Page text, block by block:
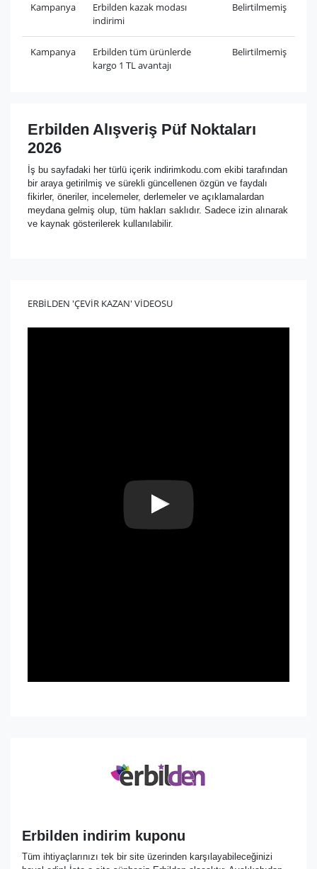
Kampanya
Erbilden kazak modası
indirimi
Belirtilmemiş
Kampanya
Erbilden tüm ürünlerde
kargo 1 TL avantajı
Belirtilmemiş
Erbilden Alışveriş Püf Noktaları
2026
İş bu sayfadaki her türlü içerik indirimkodu.com ekibi tarafından
bir araya getirilmiş ve sürekli güncellenen özgün ve faydalı
fikirler, öneriler, incelemeler, derlemeler ve açıklamalardan
meydana gelmiş olup, tüm hakları saklıdır. Sadece izin alınarak
ve kaynak gösterilerek kullanılabilir.
ERBİLDEN 'ÇEVİR KAZAN' VİDEOSU
Erbilden indirim kuponu
Tüm ihtiyaçlarınızı tek bir site üzerinden karşılayabileceğinizi